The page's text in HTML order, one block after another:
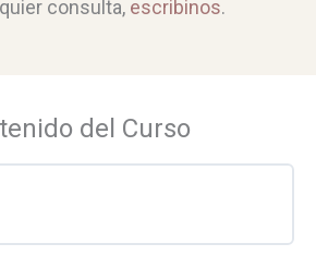
consulta, escribinos.
del Curso